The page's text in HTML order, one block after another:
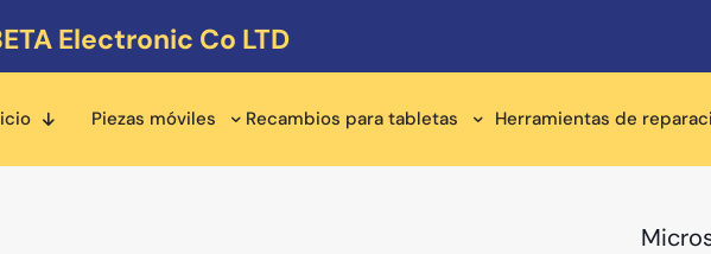
Electronic Co LTD
Piezas móviles Recambios para tabletas Herramientas de